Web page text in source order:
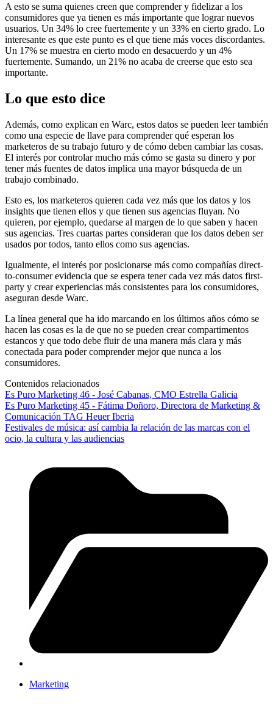
A esto se suma quienes creen que comprender y fidelizar a los
consumidores que ya tienen es más importante que lograr nuevos
usuarios. Un 34% lo cree fuertemente y un 33% en cierto grado. Lo
interesante es que este punto es el que tiene más voces discordantes.
Un 17% se muestra en cierto modo en desacuerdo y un 4%
fuertemente. Sumando, un 21% no acaba de creerse que esto sea
importante.
Lo que esto dice
Además, como explican en Warc, estos datos se pueden leer también
como una especie de llave para comprender qué esperan los
marketeros de su trabajo futuro y de cómo deben cambiar las cosas.
El interés por controlar mucho más cómo se gasta su dinero y por
tener más fuentes de datos implica una mayor búsqueda de un
trabajo combinado.
Esto es, los marketeros quieren cada vez más que los datos y los
insights que tienen ellos y que tienen sus agencias fluyan. No
quieren, por ejemplo, quedarse al margen de lo que saben y hacen
sus agencias. Tres cuartas partes consideran que los datos deben ser
usados por todos, tanto ellos como sus agencias.
Igualmente, el interés por posicionarse más como compañías direct-
to-consumer evidencia que se espera tener cada vez más datos first-
party y crear experiencias más consistentes para los consumidores,
aseguran desde Warc.
La línea general que ha ido marcando en los últimos años cómo se
hacen las cosas es la de que no se pueden crear compartimentos
estancos y que todo debe fluir de una manera más clara y más
conectada para poder comprender mejor que nunca a los
consumidores.
Contenidos relacionados
Es Puro Marketing 46 - José Cabanas, CMO Estrella Galicia
Es Puro Marketing 45 - Fátima Doñoro, Directora de Marketing &
Comunicación TAG Heuer Iberia
Festivales de música: así cambia la relación de las marcas con el
ocio, la cultura y las audiencias
Marketing